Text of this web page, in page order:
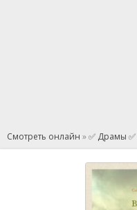
Смотреть онлайн »✅ Драмы ✅